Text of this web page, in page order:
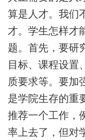
算是人才。我们
才。学生怎样才
题。首先，要研
目标、课程设置
质要求等。要加
是学院生存的重
推荐一个工作，
率上去了，但对